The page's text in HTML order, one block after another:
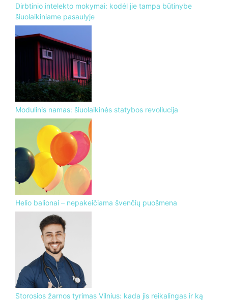
Dirbtinio intelekto mokymai: kodėl jie tampa būtinybe
šiuolaikiniame pasaulyje
Modulinis namas: šiuolaikinės statybos revoliucija
Helio balionai – nepakeičiama švenčių puošmena
Storosios žarnos tyrimas Vilnius: kada jis reikalingas ir ką